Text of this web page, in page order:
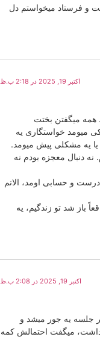
و فرستاد میخواستم دل
اکتبر 19, 2025 در 2:18 ب.ظ
همه میگفتن بختت
میومد خواستگاری یه
یه مشکلی پیش میومد.
دنبال معجزه بودم نه
و حسابی اومد، الانم
باز شد تو زندگیم، یه
اکتبر 19, 2025 در 2:08 ب.ظ
جلسه یه جور میشد و
میگفت احتمالش کمه